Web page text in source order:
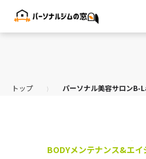
トップ ⟩ パーソナル美容サロンB-
BODYメンテナンス&エ